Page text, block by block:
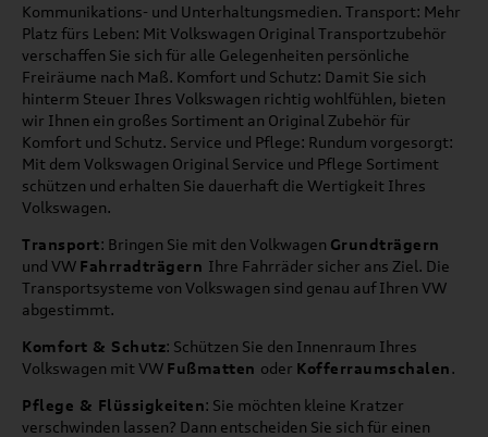
Kommunikations- und Unterhaltungsmedien. Transport: Mehr
Platz fürs Leben: Mit Volkswagen Original Transportzubehör
verschaffen Sie sich für alle Gelegenheiten persönliche
Freiräume nach Maß. Komfort und Schutz: Damit Sie sich
hinterm Steuer Ihres Volkswagen richtig wohlfühlen, bieten
wir Ihnen ein großes Sortiment an Original Zubehör für
Komfort und Schutz. Service und Pflege: Rundum vorgesorgt:
Mit dem Volkswagen Original Service und Pflege Sortiment
schützen und erhalten Sie dauerhaft die Wertigkeit Ihres
Volkswagen.
Transport: Bringen Sie mit den Volkwagen Grundträgern
und VW Fahrradträgern Ihre Fahrräder sicher ans Ziel. Die
Transportsysteme von Volkswagen sind genau auf Ihren VW
abgestimmt.
Komfort & Schutz: Schützen Sie den Innenraum Ihres
Volkswagen mit VW Fußmatten oder Kofferraumschalen.
Pflege & Flüssigkeiten: Sie möchten kleine Kratzer
verschwinden lassen? Dann entscheiden Sie sich für einen